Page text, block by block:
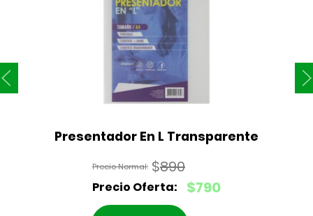
Presentador En L Transparente
$890
El
precio
$790
El